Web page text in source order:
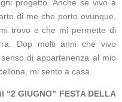
progetto. Anche se vivo a
di me che porto ovunque,
trovo e che mi permette di
Dop molti anni che vivo
di appartenenza al mio
mi sento a casa.
GIUGNO” FESTA DELLA